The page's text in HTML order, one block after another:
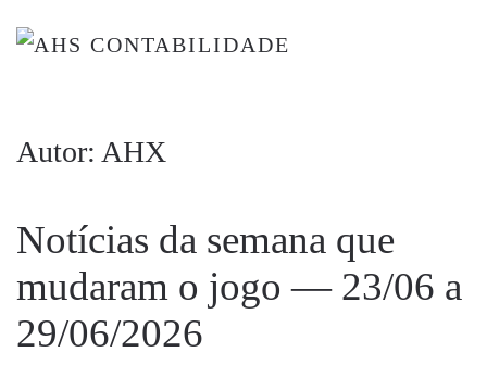
Skip to main content
Autor: AHX
Notícias da semana que
mudaram o jogo — 23/06 a
29/06/2026